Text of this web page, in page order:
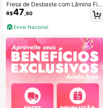
Fresa de Desbaste com Lâmina Fix
a
R$47 ,90
Envio Nacional